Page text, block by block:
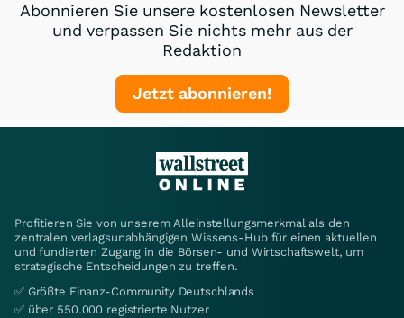
Abonnieren Sie unsere kostenlosen Newsletter
und verpassen Sie nichts mehr aus der
Redaktion
Jetzt abonnieren!
Profitieren Sie von unserem Alleinstellungsmerkmal als den
zentralen verlagsunabhängigen Wissens-Hub für einen aktuellen
und fundierten Zugang in die Börsen- und Wirtschaftswelt, um
strategische Entscheidungen zu treffen.
✅ Größte Finanz-Community Deutschlands
✅ über 550.000 registrierte Nutzer